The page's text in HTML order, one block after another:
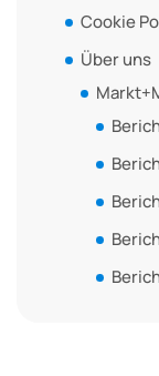
Cookie
Über uns